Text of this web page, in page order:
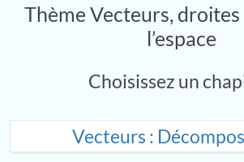
Thème Vecteurs, droites
l’espace
Choisissez un
Vecteurs :